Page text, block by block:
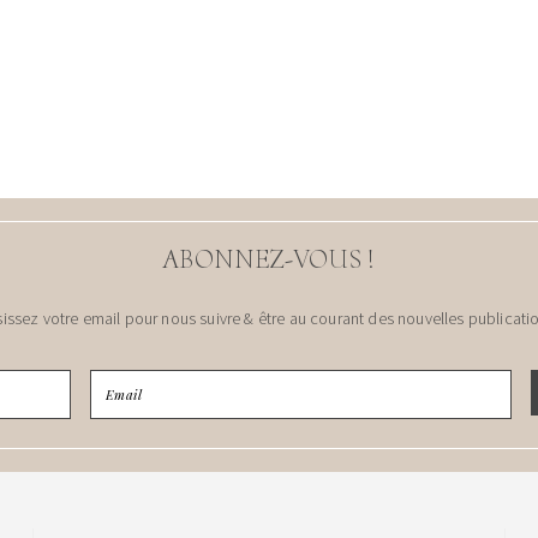
ABONNEZ-VOUS !
votre email pour nous suivre & être au courant des nouvelles